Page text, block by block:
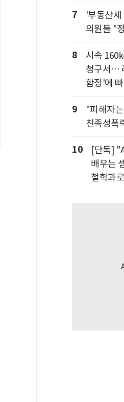
7
'부동산
의원들 "
8
시속 160
청구서…
함정'에
9
"피해자
친족성폭
10
[단독]
배우는
철학과